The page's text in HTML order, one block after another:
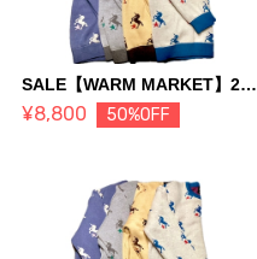
SALE【WARM MARKET】2024年デザインセーター ユニコーンXLサイズ(スモークイエロー/ベージュ/グレー)
¥8,800 50%OFF